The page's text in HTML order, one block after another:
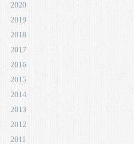
2020
2019
2018
2017
2016
2015
2014
2013
2012
2011